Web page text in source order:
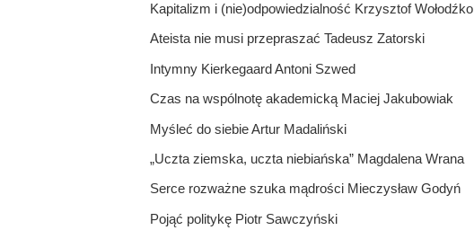
Kapitalizm i (nie)odpowiedzialność Krzysztof Wołodźko
Ateista nie musi przepraszać Tadeusz Zatorski
Intymny Kierkegaard Antoni Szwed
Czas na wspólnotę akademicką Maciej Jakubowiak
Myśleć do siebie Artur Madaliński
„Uczta ziemska, uczta niebiańska” Magdalena Wrana
Serce rozważne szuka mądrości Mieczysław Godyń
Pojąć politykę Piotr Sawczyński